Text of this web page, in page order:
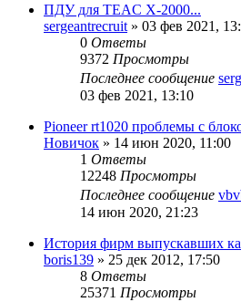
ПДУ для TEAC X-2000...
sergeantrecruit » 03 фев 2021,
0 Ответы
9372 Просмотры
Последнее сообщение
03 фев 2021, 13:10
Pioneer rt1020 проблемы с
Новичок » 14 июн 2020, 11:00
1 Ответы
12248 Просмотры
Последнее сообщение
14 июн 2020, 21:23
История фирм выпускавших
boris139 » 25 дек 2012, 17:50
8 Ответы
25371 Просмотры